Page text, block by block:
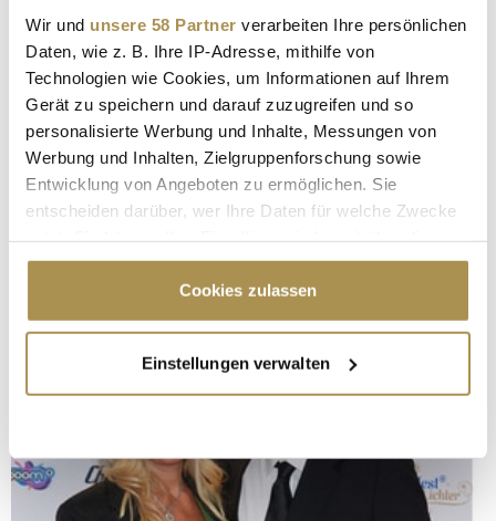
Wir und unsere 58 Partner verarbeiten Ihre persönlichen
Daten, wie z. B. Ihre IP-Adresse, mithilfe von
Technologien wie Cookies, um Informationen auf Ihrem
Gerät zu speichern und darauf zuzugreifen und so
personalisierte Werbung und Inhalte, Messungen von
Werbung und Inhalten, Zielgruppenforschung sowie
Entwicklung von Angeboten zu ermöglichen. Sie
entscheiden darüber, wer Ihre Daten für welche Zwecke
Cookie-Erklärung oder durch Klicken auf das Privacy
Trigger Symbol ändern oder widerrufen
Informationen über Ihre geografische Lage
erfassen, welche bis auf einige Meter genau sein
bestimmten Merkmalen (Fingerprinting) identifizieren
Erfahren Sie mehr darüber, wie Ihre persönlichen Daten
Cookies zulassen
Einstellungen verwalten